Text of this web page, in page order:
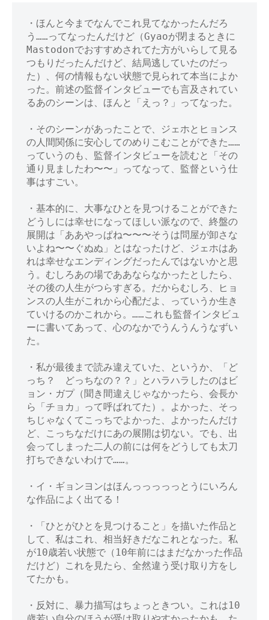
・ほんと今までなんでこれ見てなかったんだろ
う……ってなったんだけど（Gyaoが閉まるときに
Mastodonでおすすめされてた方がいらして見る
つもりだったんだけど、結局逃していたのだっ
た）、何の情報もない状態で見られて本当によか
った。前述の監督インタビューでも言及されてい
るあのシーンは、ほんと「えっ？」ってなった。
・そのシーンがあったことで、ジェホとヒョンス
の人間関係に安心してのめりこむことができた……
っていうのも、監督インタビューを読むと「その
通り見ましたわ〜〜」ってなって、監督という仕
事はすごい。
・基本的に、大事なひとを見つけることができた
どうしには幸せになってほしい派なので、終盤の
展開は「ああやっぱね〜〜〜そうは問屋が卸さな
いよね〜〜ぐぬぬ」とはなったけど、ジェホはあ
れは幸せなエンディングだったんではないかと思
う。むしろあの場でああならなかったとしたら、
その後の人生がつらすぎる。だからむしろ、ヒョ
ンスの人生がこれから心配だよ、っていうか生き
ていけるのかこれから。……これも監督インタビュ
ーに書いてあって、心のなかでうんうんうなずい
た。
・私が最後まで読み違えていた、というか、「ど
っち？　どっちなの？？」とハラハラしたのはビ
ョン・ガプ（聞き間違えじゃなかったら、会長か
ら「チョカ」って呼ばれてた）。よかった、そっ
ちじゃなくてこっちでよかった、よかったんだけ
ど、こっちなだけにあの展開は切ない。でも、出
会ってしまった二人の前には何をどうしても太刀
打ちできないわけで……。
・イ・ギョンヨンはほんっっっっっとうにいろん
な作品によく出てる！
・「ひとがひとを見つけること」を描いた作品と
して、私はこれ、相当好きだなこれとなった。私
が10歳若い状態で（10年前にはまだなかった作品
だけど）これを見たら、全然違う受け取り方をし
てたかも。
・反対に、暴力描写はちょっときつい。これは10